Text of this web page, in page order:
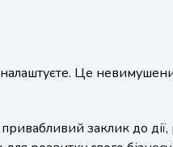
Це
заклик до дії,